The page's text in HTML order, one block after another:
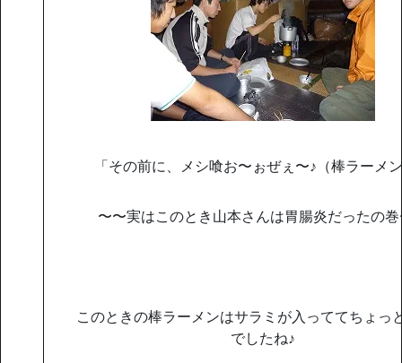
「その前に、メシ喰お〜ぉぜぇ〜♪（棒ラーメ
〜〜実はこのとき山本さんは胃腸炎だったの
このときの棒ラーメンはサラミが入っててちょっ
でしたね♪